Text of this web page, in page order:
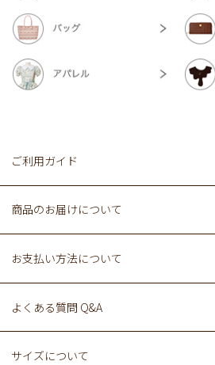
ご利用ガイド
商品のお届けについて
お支払い方法について
よくある質問 Q&A
サイズについて